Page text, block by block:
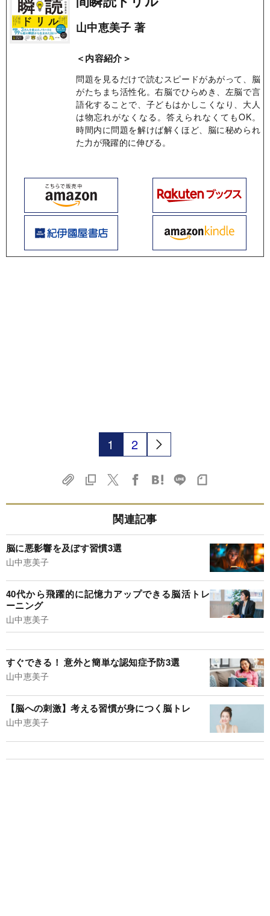
山中恵美子 著
＜内容紹介＞
問題を見るだけで読むスピードがあがって、脳
がたちまち活性化。右脳でひらめき、左脳で言
語化することで、子どもはかしこくなり、大人
は物忘れがなくなる。答えられなくてもOK。
時間内に問題を解けば解くほど、脳に秘められ
た力が飛躍的に伸びる。
1 2
関連記事
脳に悪影響を及ぼす習慣3選
山中恵美子
40代から飛躍的に記憶力アップできる脳活トレ
ーニング
山中恵美子
すぐできる！ 意外と簡単な認知症予防3選
山中恵美子
【脳への刺激】考える習慣が身につく脳トレ
山中恵美子